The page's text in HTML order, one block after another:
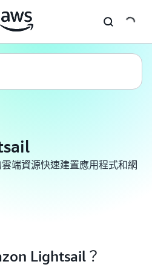
端資源快速建置應用程式和網
Lightsail？